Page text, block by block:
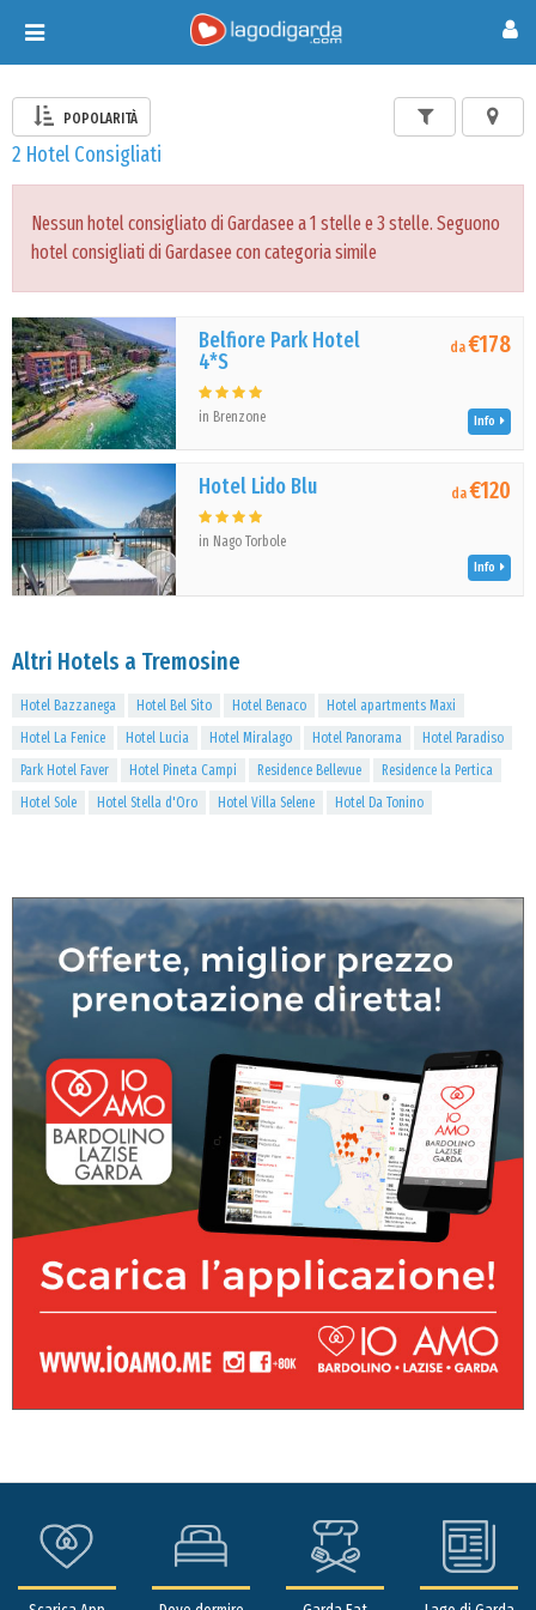
Toggle
navigation
POPOLARITÀ
2 Hotel Consigliati
Nessun hotel consigliato di Gardasee a 1 stelle e 3 stelle. Seguono
hotel consigliati di Gardasee con categoria simile
Belfiore Park Hotel
4*S
in Brenzone
da€178
Info
Hotel Lido Blu
in Nago Torbole
da€120
Info
Altri Hotels a Tremosine
Hotel Bazzanega Hotel Bel Sito Hotel Benaco
Hotel apartments Maxi
Hotel La Fenice
Hotel Lucia Hotel Miralago Hotel Panorama
Hotel Paradiso
Park Hotel Faver
Hotel Pineta Campi Residence Bellevue
Residence la Pertica
Hotel Sole
Hotel Stella d'Oro Hotel Villa Selene Hotel Da Tonino